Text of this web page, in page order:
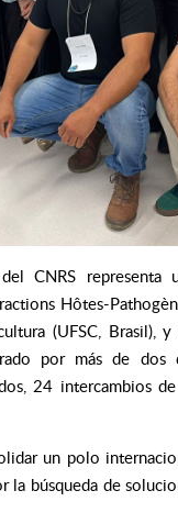
CNRS representa
Hôtes-
(UFSC, Brasil),
por más de
24 intercambios
un polo
la búsqueda de